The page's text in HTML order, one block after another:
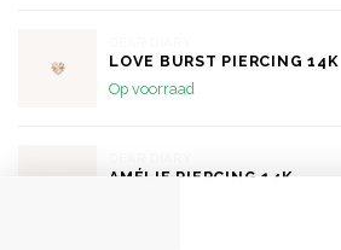
LOVE BURST PIERCING 14K
Op voorraad
AMÉLIE PIERCING 14K